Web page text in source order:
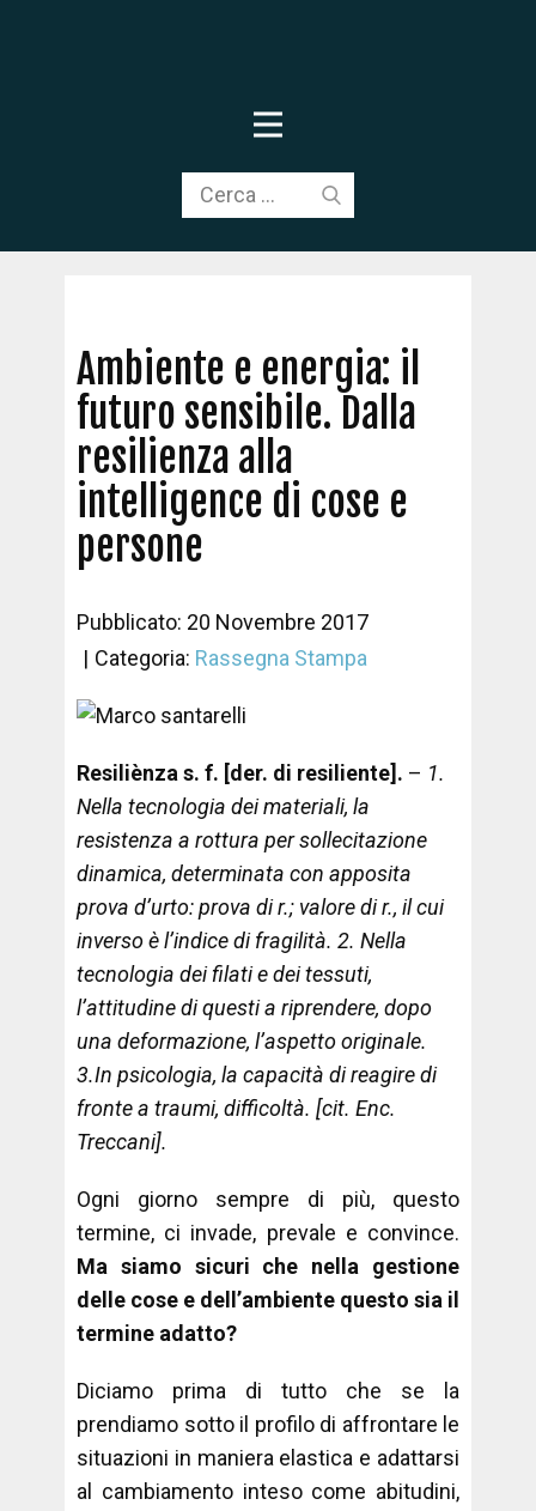
Ambiente e energia: il
futuro sensibile. Dalla
resilienza alla
intelligence di cose e
persone
Pubblicato: 20 Novembre 2017
Categoria: Rassegna Stampa
Resiliènza s. f. [der. di resiliente]. – 1.
Nella tecnologia dei materiali, la
resistenza a rottura per sollecitazione
dinamica, determinata con apposita
prova d’urto: prova di r.; valore di r., il cui
inverso è l’indice di fragilità. 2. Nella
tecnologia dei filati e dei tessuti,
l’attitudine di questi a riprendere, dopo
una deformazione, l’aspetto originale.
3.In psicologia, la capacità di reagire di
fronte a traumi, difficoltà. [cit. Enc.
Treccani].
Ogni giorno sempre di più, questo
termine, ci invade, prevale e convince.
Ma siamo sicuri che nella gestione
delle cose e dell’ambiente questo sia il
termine adatto?
Diciamo prima di tutto che se la
prendiamo sotto il profilo di affrontare le
situazioni in maniera elastica e adattarsi
al cambiamento inteso come abitudini,